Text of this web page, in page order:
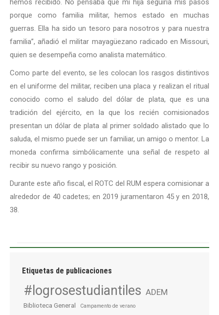
porque como familia militar, hemos estado en muchas
guerras. Ella ha sido un tesoro para nosotros y para nuestra
familia”, añadió el militar mayagüezano radicado en Missouri,
quien se desempeña como analista matemático.
Como parte del evento, se les colocan los rasgos distintivos
en el uniforme del militar, reciben una placa y realizan el ritual
conocido como el saludo del dólar de plata, que es una
tradición del ejército, en la que los recién comisionados
presentan un dólar de plata al primer soldado alistado que lo
saluda, el mismo puede ser un familiar, un amigo o mentor. La
moneda confirma simbólicamente una señal de respeto al
recibir su nuevo rango y posición.
Durante este año fiscal, el ROTC del RUM espera comisionar a
alrededor de 40 cadetes; en 2019 juramentaron 45 y en 2018,
38.
Etiquetas de publicaciones
#logrosestudiantiles ADEM
Biblioteca General Campamento de verano